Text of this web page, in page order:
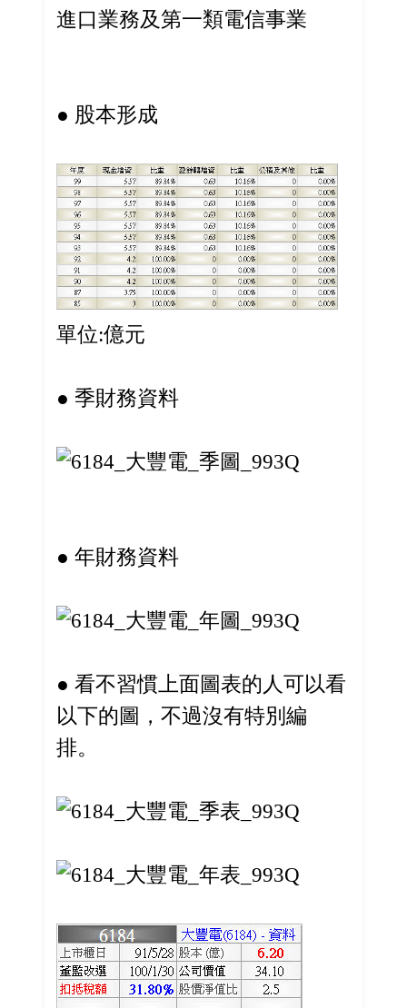
進口業務及第一類電信事業
● 股本形成
單位:億元
● 季財務資料
● 年財務資料
● 看不習慣上面圖表的人可以看
以下的圖，不過沒有特別編
排。